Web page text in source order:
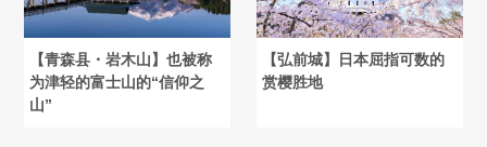
【青森县・岩木山】也被称
为津轻的富士山的“信仰之
山”
【弘前城】日本屈指可数的
赏樱胜地